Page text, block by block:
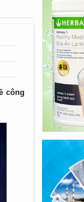
công